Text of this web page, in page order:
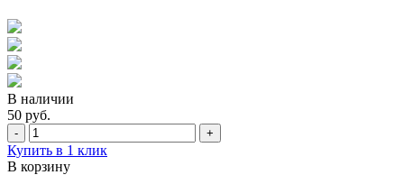
В наличии
50 руб.
- +
Купить в 1 клик
В корзину